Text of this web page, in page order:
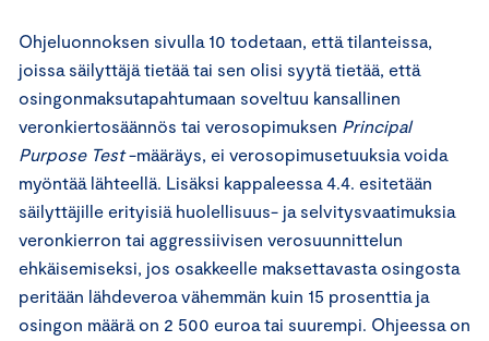
Ohjeluonnoksen sivulla 10 todetaan, että tilanteissa,
joissa säilyttäjä tietää tai sen olisi syytä tietää, että
osingonmaksutapahtumaan soveltuu kansallinen
veronkiertosäännös tai verosopimuksen Principal
Purpose Test-määräys, ei verosopimusetuuksia voida
myöntää lähteellä. Lisäksi kappaleessa 4.4. esitetään
säilyttäjille erityisiä huolellisuus- ja selvitysvaatimuksia
veronkierron tai aggressiivisen verosuunnittelun
ehkäisemiseksi, jos osakkeelle maksettavasta osingosta
peritään lähdeveroa vähemmän kuin 15 prosenttia ja
osingon määrä on 2 500 euroa tai suurempi. Ohjeessa on